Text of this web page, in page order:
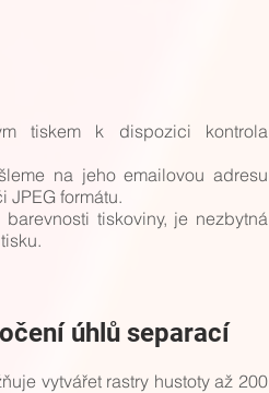
tiskem k dispozici kontrola
na jeho emailovou adresu
JPEG formátu.
tiskoviny, je nezbytná
úhlů separací
vytvářet rastry hustoty až 200